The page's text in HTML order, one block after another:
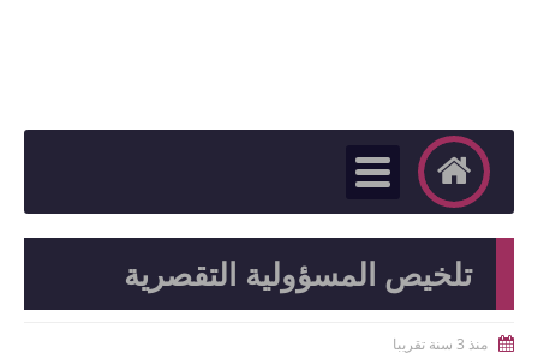
تلخيص المسؤولية التقصرية
 منذ 3 سنة تقريبا